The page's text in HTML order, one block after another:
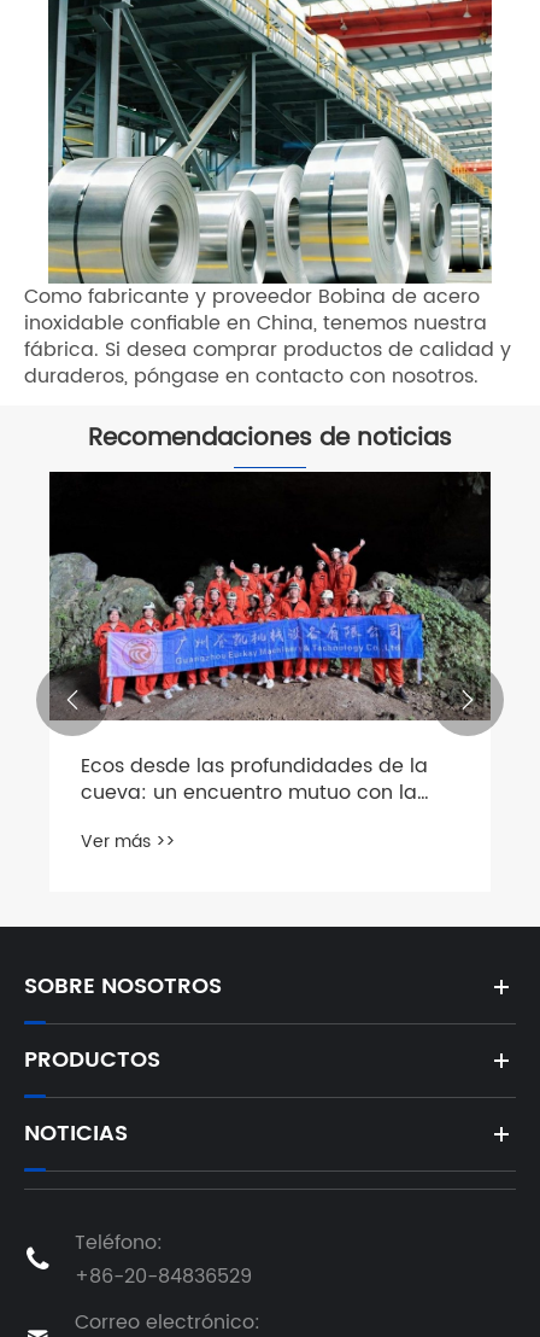
Como fabricante y proveedor Bobina de acero
inoxidable confiable en China, tenemos nuestra
fábrica. Si desea comprar productos de calidad y
duraderos, póngase en contacto con nosotros.
Recomendaciones de noticias
Ecos desde las profundidades de la
cueva: un encuentro mutuo con la
Ver más >>
 
SOBRE NOSOTROS
PRODUCTOS
NOTICIAS

Teléfono:
+86-20-84836529
Correo electrónico: